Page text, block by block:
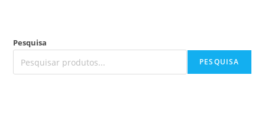
Pesquisa
PESQUISA